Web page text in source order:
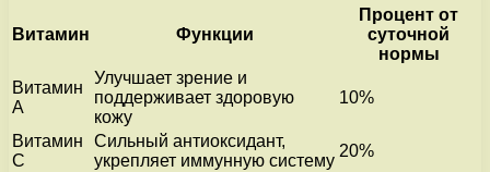
Витамин Функции
Процент от
суточной
нормы
Витамин
А
Улучшает зрение и
поддерживает здоровую
кожу
10%
Витамин
С
Сильный антиоксидант,
укрепляет иммунную систему
20%